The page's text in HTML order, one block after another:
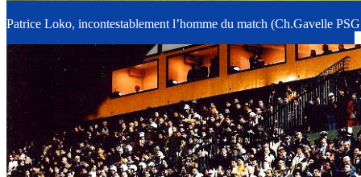
Patrice Loko, incontestablement l’homme du match (Ch.Gavelle